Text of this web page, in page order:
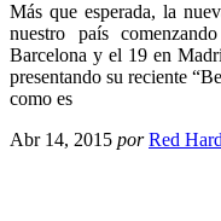
Más que esperada, la
nuestro país
Barcelona y el 19 en
presentando su reciente
como es
Abr 14, 2015 por Red